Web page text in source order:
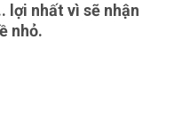
lợi nhất vì sẽ nhận
nhỏ.